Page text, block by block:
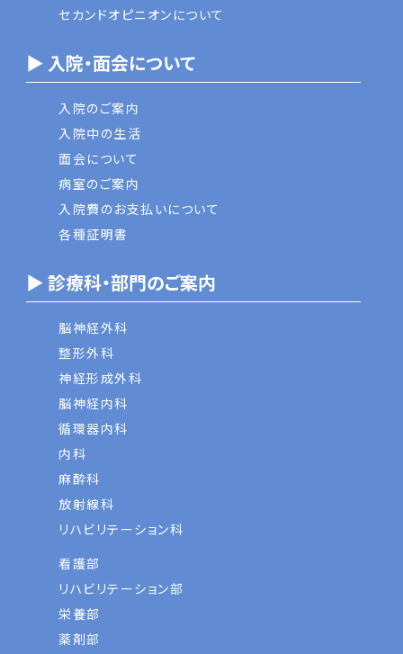
セカンドオピニオンについて
▶ 入院・面会について
入院のご案内
入院中の生活
面会について
病室のご案内
入院費のお支払いについて
各種証明書
▶ 診療科・部門のご案内
脳神経外科
整形外科
神経形成外科
脳神経内科
循環器内科
内科
麻酔科
放射線科
リハビリテーション科
看護部
リハビリテーション部
栄養部
薬剤部